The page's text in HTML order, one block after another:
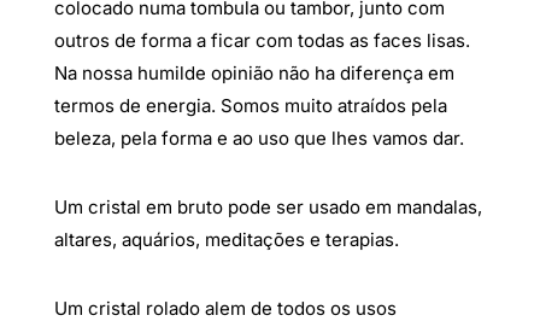
colocado numa tombula ou tambor, junto com
outros de forma a ficar com todas as faces lisas.
Na nossa humilde opinião não ha diferença em
termos de energia. Somos muito atraídos pela
beleza, pela forma e ao uso que lhes vamos dar.
Um cristal em bruto pode ser usado em mandalas,
altares, aquários, meditações e terapias.
Um cristal rolado alem de todos os usos